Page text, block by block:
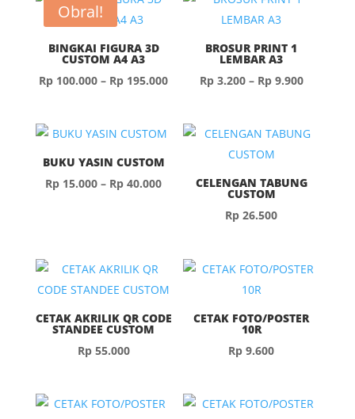
Obral!
BINGKAI FIGURA 3D
CUSTOM A4 A3
Rp 100.000 – Rp 195.000Rentang
Rp 100.000
BROSUR PRINT 1
LEMBAR A3
Rp3.200 – Rp9.900Rentang
hingga
BUKU YASIN CUSTOM
Rp 15.000 – Rp 40.000Rentang
Rp 40.000
CELENGAN TABUNG
CUSTOM
Rp 26.500
CETAK AKRILIK QR CODE
STANDEE CUSTOM
Rp55.000
CETAK FOTO/POSTER
10R
Rp 9.600